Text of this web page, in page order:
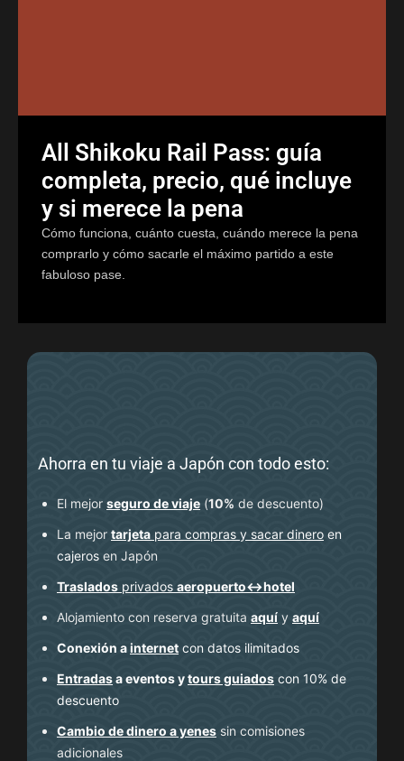
All Shikoku Rail Pass: guía
completa, precio, qué incluye
y si merece la pena
Cómo funciona, cuánto cuesta, cuándo merece la pena
comprarlo y cómo sacarle el máximo partido a este
fabuloso pase.
Ahorra en tu viaje a Japón con todo esto:
El mejor seguro de viaje (10% de descuento)
La mejor tarjeta para compras y sacar dinero en
cajeros en Japón
Traslados privados aeropuerto↔hotel
Alojamiento con reserva gratuita aquí y aquí
Conexión ainternet con datos ilimitados
Entradasa eventos ytours guiados con 10% de
descuento
Cambio de dinero a yenes sin comisiones
adicionales